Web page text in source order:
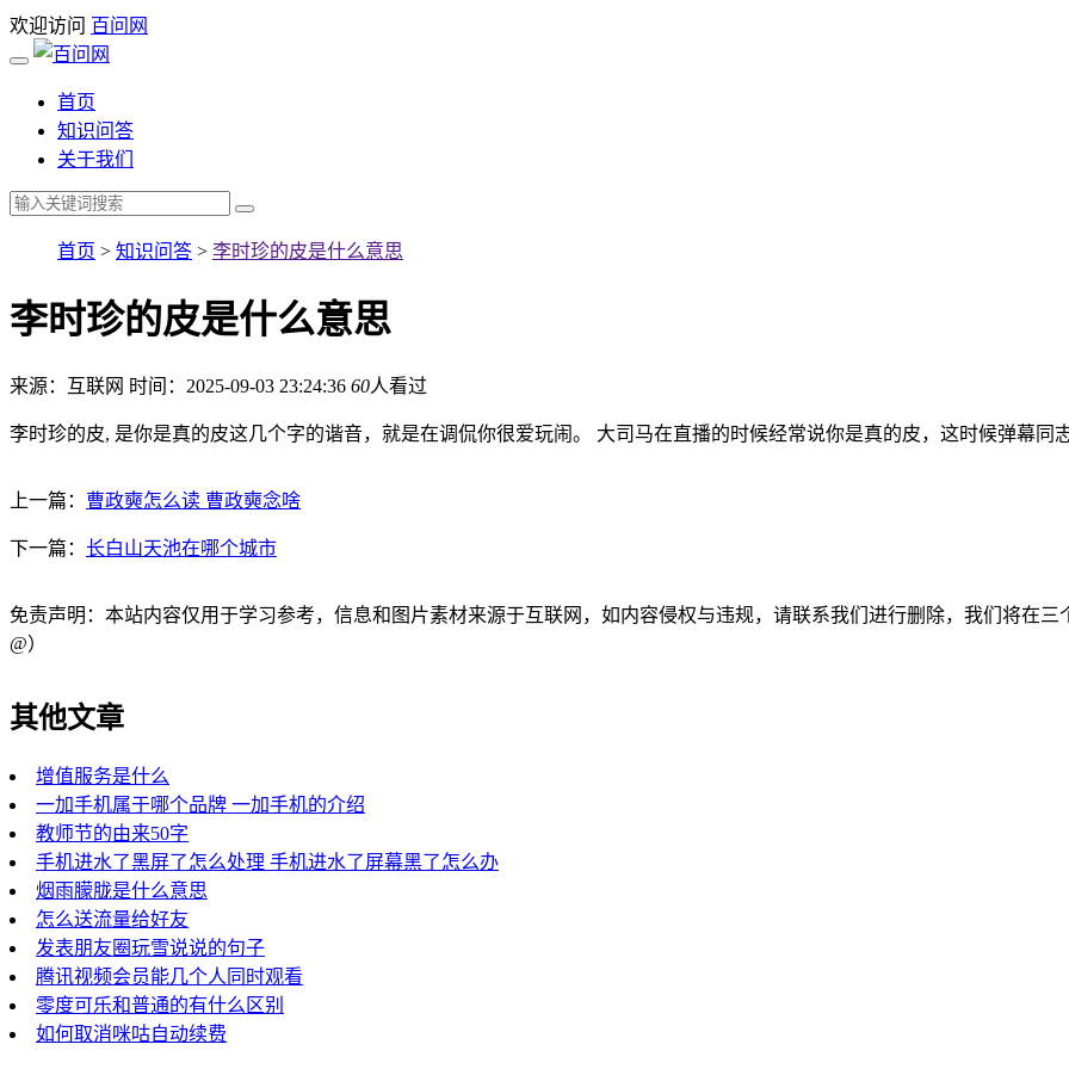
欢迎访问 百问网
首页
知识问答
关于我们
首页 > 知识问答 > 李时珍的皮是什么意思
李时珍的皮是什么意思
来源：互联网 时间：2025-09-03 23:24:36 60人看过
李时珍的皮, 是你是真的皮这几个字的谐音，就是在调侃你很爱玩闹。 大司马在直播的时候经常说你是真的皮，这时候弹幕同
上一篇： 曹政奭怎么读 曹政奭念啥
下一篇： 长白山天池在哪个城市
免责声明：本站内容仅用于学习参考，信息和图片素材来源于互联网，如内容侵权与违规，请联系我们进行删除，我们将在三
@）
其他文章
增值服务是什么
一加手机属于哪个品牌 一加手机的介绍
教师节的由来50字
手机进水了黑屏了怎么处理 手机进水了屏幕黑了怎么办
烟雨朦胧是什么意思
怎么送流量给好友
发表朋友圈玩雪说说的句子
腾讯视频会员能几个人同时观看
零度可乐和普通的有什么区别
如何取消咪咕自动续费